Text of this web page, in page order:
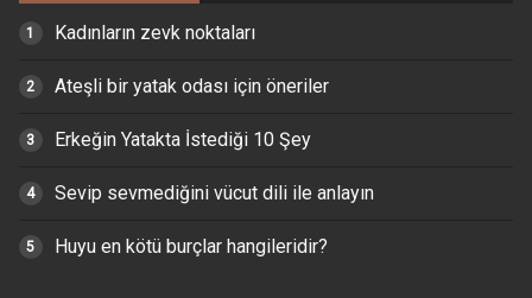
Kadınların zevk noktaları
Ateşli bir yatak odası için öneriler
Erkeğin Yatakta İstediği 10 Şey
Sevip sevmediğini vücut dili ile anlayın
Huyu en kötü burçlar hangileridir?